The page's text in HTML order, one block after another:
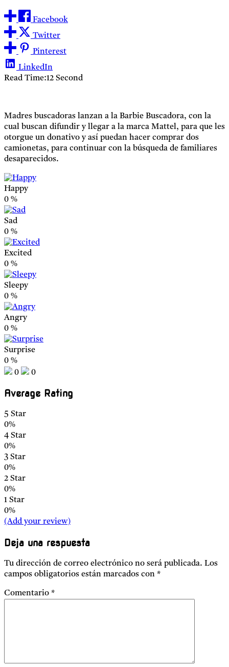
Facebook
Twitter
Pinterest
LinkedIn
Read Time:12 Second
Madres buscadoras lanzan a la Barbie Buscadora, con la
cual buscan difundir y llegar a la marca Mattel, para que les
otorgue un donativo y así puedan hacer comprar dos
camionetas, para continuar con la búsqueda de familiares
desaparecidos.
Happy
0 %
Sad
0 %
Excited
0 %
Sleepy
0 %
Angry
0 %
Surprise
0 %
0
0
Average Rating
5 Star
0%
4 Star
0%
3 Star
0%
2 Star
0%
1 Star
0%
(Add your review)
Deja una respuesta
Tu dirección de correo electrónico no será publicada. Los
campos obligatorios están marcados con *
Comentario *